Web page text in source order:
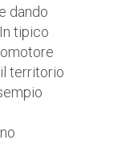
dando
tipico
territorio